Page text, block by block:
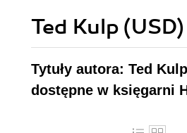
Ted Kulp
Tytuły autora: Ted
dostępne w księgarni